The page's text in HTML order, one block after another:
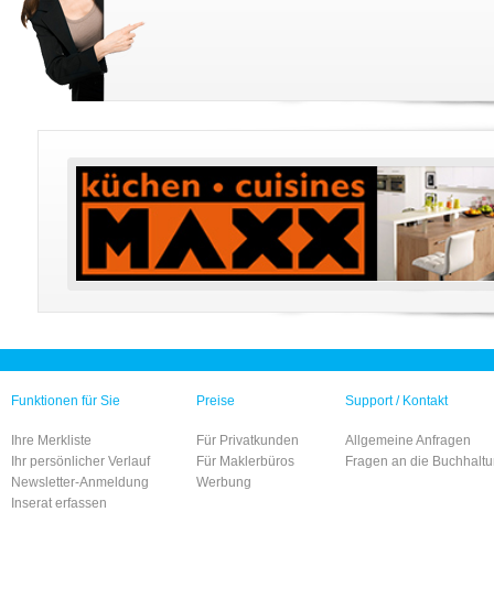
Funktionen für Sie
Ihre Merkliste
Ihr persönlicher Verlauf
Newsletter-Anmeldung
Inserat erfassen
Preise
Für Privatkunden
Für Maklerbüros
Werbung
Support / Kontakt
Allgemeine Anfragen
Fragen an die